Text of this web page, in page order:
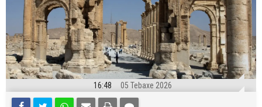
16:48 05 Tebaxe 2026